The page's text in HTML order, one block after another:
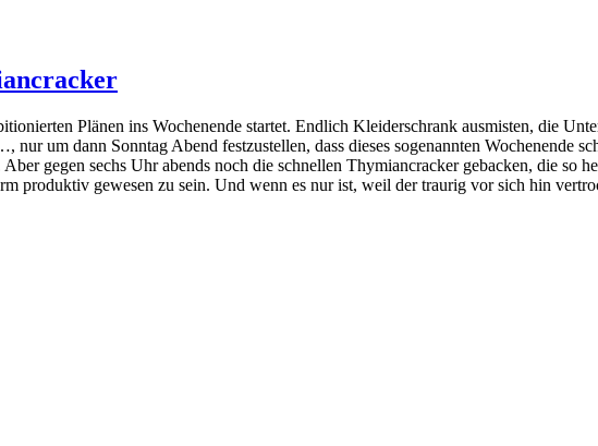
Plänen ins Wochenende startet. Endlich Kleiderschrank ausmisten, die
um dann Sonntag Abend festzustellen, dass dieses sogenannten Wochenende
gegen sechs Uhr abends noch die schnellen Thymiancracker gebacken, die so
produktiv gewesen zu sein. Und wenn es nur ist, weil der traurig vor sich hin